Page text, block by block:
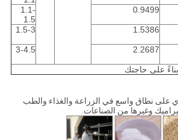
0.9499
1.1-
1.5
1.5386
1.5-3
2.2687
3-4.5
على حاجتك
على نطاق واسع في الزراعة والغذاء والطب
وغيرها من الصناعات.